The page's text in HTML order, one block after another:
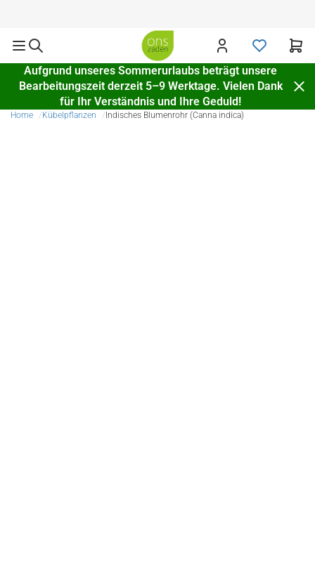
Aufgrund unseres Sommerurlaubs beträgt unsere
Bearbeitungszeit derzeit 5–9 Werktage. Vielen Dank
für Ihr Verständnis und Ihre Geduld!
Home Kübelpflanzen Indisches Blumenrohr (Canna indica)